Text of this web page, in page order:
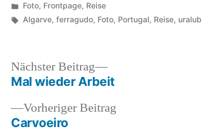
von
Veröffentlicht
unter
Foto, Frontpage, Reise
Schlagwörter:
Algarve, ferragudo, Foto, Portugal, Reise, uralub
Beitragsnavigation
Vorheriger Beitrag
Carvoeiro
Nächster Beitrag
Nächster
Beitrag:
Mal wieder Arbeit